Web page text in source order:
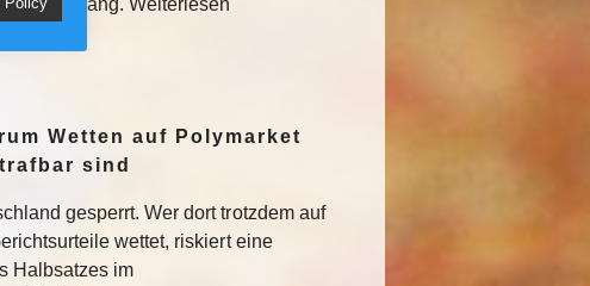
Wetten auf Polymarket
sind
gesperrt. Wer dort trotzdem auf
wettet, riskiert eine
Halbsatzes im